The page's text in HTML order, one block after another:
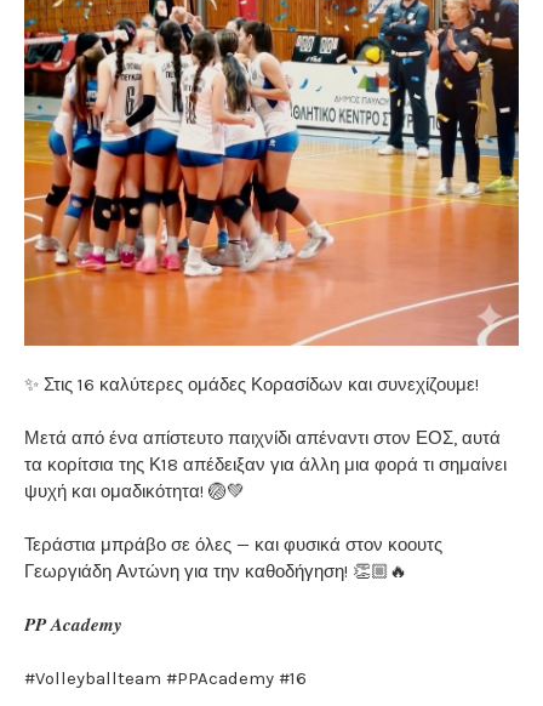
✨ Στις 16 καλύτερες ομάδες Κορασίδων και συνεχίζουμε!
Μετά από ένα απίστευτο παιχνίδι απέναντι στον ΕΟΣ, αυτά
τα κορίτσια της Κ18 απέδειξαν για άλλη μια φορά τι σημαίνει
ψυχή και ομαδικότητα! 🏐💚
Τεράστια μπράβο σε όλες — και φυσικά στον κοουτς
Γεωργιάδη Αντώνη για την καθοδήγηση! 👏🏼🔥
𝑷𝑷 𝑨𝒄𝒂𝒅𝒆𝒎𝒚
#Volleyballteam #PPAcademy #16